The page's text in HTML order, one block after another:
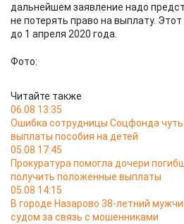
дальнейшем заявление надо
не потерять право на выплату.
до 1 апреля 2020 года.
Фото:
Читайте также
06.08 13:35
Ошибка сотрудницы Соцфонда
выплаты пособия на детей
05.08 17:45
Прокуратура помогла дочери
получить положенные выплаты
05.08 14:15
В городе Назарово 38-летний
судом за связь с мошенниками